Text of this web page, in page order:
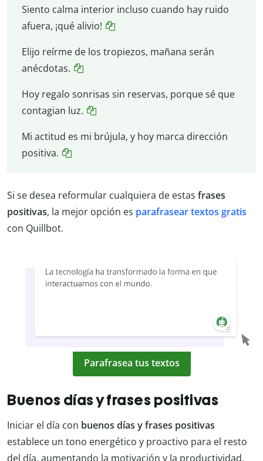
Siento calma interior incluso cuando hay ruido
afuera, ¡qué alivio!
Elijo reírme de los tropiezos, mañana serán
anécdotas.
Hoy regalo sonrisas sin reservas, porque sé que
contagian luz.
Mi actitud es mi brújula, y hoy marca dirección
positiva.
Si se desea reformular cualquiera de estas frases
positivas, la mejor opción es parafrasear textos gratis
con Quillbot.
Parafrasea tus textos
Buenos días y frases positivas
Iniciar el día con buenos días y frases positivas
establece un tono energético y proactivo para el resto
del día, aumentando la motivación y la productividad.